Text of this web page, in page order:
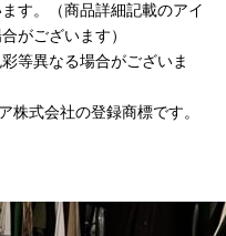
す。（商品詳細記載のアイ
がございます）
等異なる場合がございま
式会社の登録商標です。